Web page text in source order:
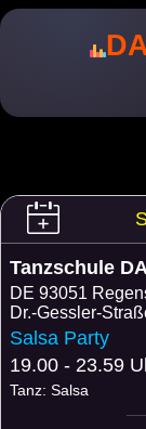
Tanzschule
DE 93051
Dr.-Gessler-
Salsa Party
19.00 - 23.59
Tanz: Salsa